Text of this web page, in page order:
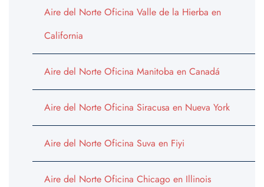
Aire del Norte Oficina Valle de la Hierba en
California
Aire del Norte Oficina Manitoba en Canadá
Aire del Norte Oficina Siracusa en Nueva York
Aire del Norte Oficina Suva en Fiyi
Aire del Norte Oficina Chicago en Illinois